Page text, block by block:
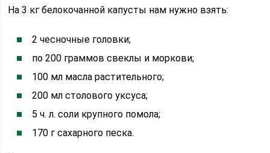
На 3 кг белокочанной капусты нам нужно взять:
2 чесночные головки;
по 200 граммов свеклы и моркови;
100 мл масла растительного;
200 мл столового уксуса;
5 ч. л. соли крупного помола;
170 г сахарного песка.